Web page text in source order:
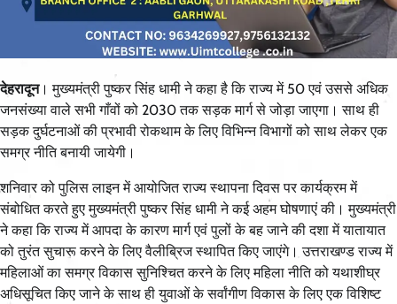
देहरादून। मुख्यमंत्री पुष्कर सिंह धामी ने कहा है कि राज्य में 50 एवं उससे अधिक
जनसंख्या वाले सभी गाँवों को 2030 तक सड़क मार्ग से जोड़ा जाएगा। साथ ही
सड़क दुर्घटनाओं की प्रभावी रोकथाम के लिए विभिन्न विभागों को साथ लेकर एक
समग्र नीति बनायी जायेगी।
शनिवार को पुलिस लाइन में आयोजित राज्य स्थापना दिवस पर कार्यक्रम में
संबोधित करते हुए मुख्यमंत्री पुष्कर सिंह धामी ने कई अहम घोषणाएं की। मुख्यमंत्री
ने कहा कि राज्य में आपदा के कारण मार्ग एवं पुलों के बह जाने की दशा में यातायात
को तुरंत सुचारू करने के लिए वैलीब्रिज स्थापित किए जाएंगे। उत्तराखण्ड राज्य में
महिलाओं का समग्र विकास सुनिश्चित करने के लिए महिला नीति को यथाशीघ्र
अधिसूचित किए जाने के साथ ही युवाओं के सर्वांगीण विकास के लिए एक विशिष्ट